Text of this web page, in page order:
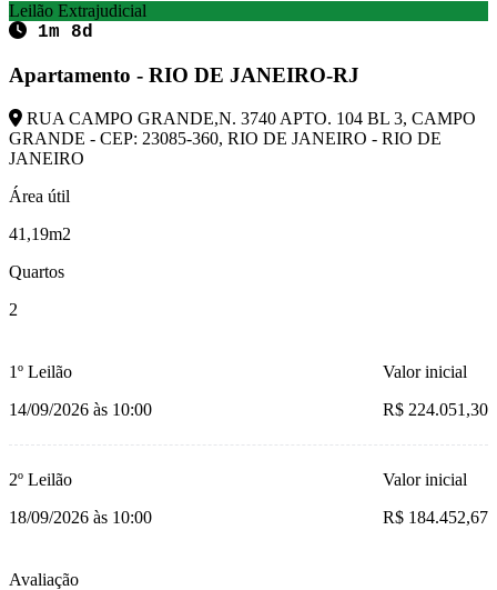
Leilão Extrajudicial
1m 8d
Apartamento - RIO DE JANEIRO-RJ
RUA CAMPO GRANDE,N. 3740 APTO. 104 BL 3, CAMPO
GRANDE - CEP: 23085-360, RIO DE JANEIRO - RIO DE
JANEIRO
Área útil
41,19m2
Quartos
2
1º Leilão
14/09/2026 às 10:00
Valor inicial
R$ 224.051,30
2º Leilão
18/09/2026 às 10:00
Valor inicial
R$ 184.452,67
Avaliação